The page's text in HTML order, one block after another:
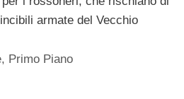
armate del Vecchio
, Primo Piano